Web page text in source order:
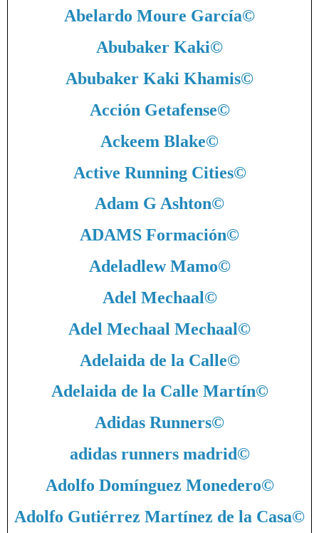
Abelardo Moure García©
Abubaker Kaki©
Abubaker Kaki Khamis©
Acción Getafense©
Ackeem Blake©
Active Running Cities©
Adam G Ashton©
ADAMS Formación©
Adeladlew Mamo©
Adel Mechaal©
Adel Mechaal Mechaal©
Adelaida de la Calle©
Adelaida de la Calle Martín©
Adidas Runners©
adidas runners madrid©
Adolfo Domínguez Monedero©
Adolfo Gutiérrez Martínez de la Casa©